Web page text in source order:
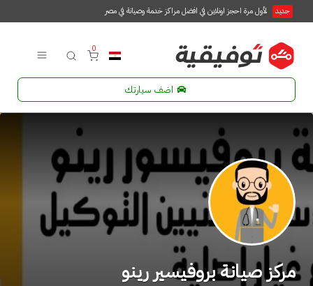
جديد لأول مرة احجز اونلاين في افضل مراكز خدمة وصيانة في مصر
0
اضف سيارتك
مركز صيانة بروفيسير رينو